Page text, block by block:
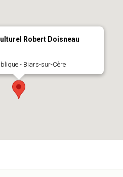
Robert Doisneau
- Biars-sur-Cère